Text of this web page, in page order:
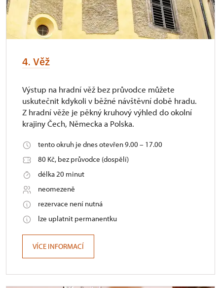
4. Věž
Výstup na hradní věž bez průvodce můžete
uskutečnit kdykoli v běžné návštěvní době hradu.
Z hradní věže je pěkný kruhový výhled do okolní
krajiny Čech, Německa a Polska.
tento okruh je dnes otevřen 9.00 – 17.00
80 Kč, bez průvodce (dospělí)
délka 20 minut
neomezeně
rezervace není nutná
lze uplatnit permanentku
VÍCE INFORMACÍ